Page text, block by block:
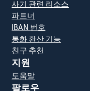
사기 관련 리소스
파트너
IBAN 번호
통화 환산 기능
친구 추천
지원
도움말
팔로우